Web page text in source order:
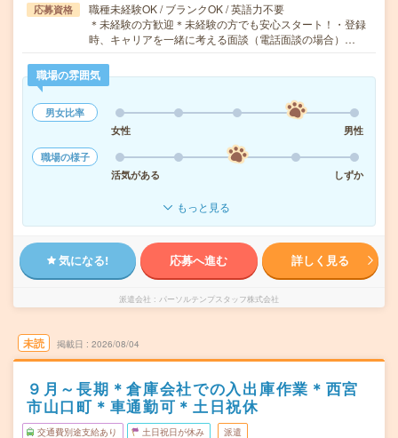
応募資格
職種未経験OK / ブランクOK / 英語力不要
＊未経験の方歓迎＊未経験の方でも安心スタート！・登録
時、キャリアを一緒に考える面談（電話面談の場合）…
職場の雰囲気
男女比率
女性
男性
職場の様子
活気がある
しずか
もっと見る
気になる! 応募へ進む 詳しく見る
派遣会社 パーソルテンプスタッフ株式会社
未読 掲載日 2026/08/04
９月～長期＊倉庫会社での入出庫作業＊西宮
市山口町＊車通勤可＊土日祝休
交通費別途支給あり 土日祝日が休み 派遣